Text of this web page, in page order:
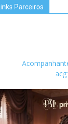
Links Parceiros